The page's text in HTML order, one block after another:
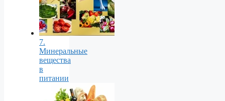
7.
Минеральные
вещества
в
питании